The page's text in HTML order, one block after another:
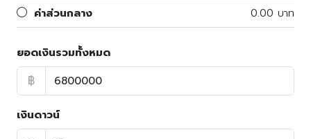
ค่าส่วนกลาง
0.00 บาท
ยอดเงินรวมทั้งหมด
฿
เงินดาวน์